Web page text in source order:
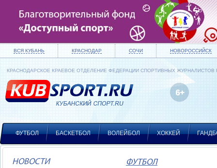
ВСЯ КУБАНЬ КРАСНОДАР СОЧИ НОВОРОССИЙСК
КРАСНОДАРСКОЕ КРАЕВОЕ ОТДЕЛЕНИЕ ФЕДЕРАЦИИ СПОРТИВНЫХ ЖУРНАЛИСТОВ
ФУТБОЛ БАСКЕТБОЛ ВОЛЕЙБОЛ ХОККЕЙ
НОВОСТИ ФУТБОЛ